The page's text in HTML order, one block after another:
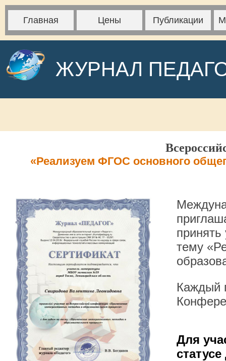
Главная Цены Публикации
ЖУРНАЛ
«Реализуем ФГОС основного
тему
Каждый
Для